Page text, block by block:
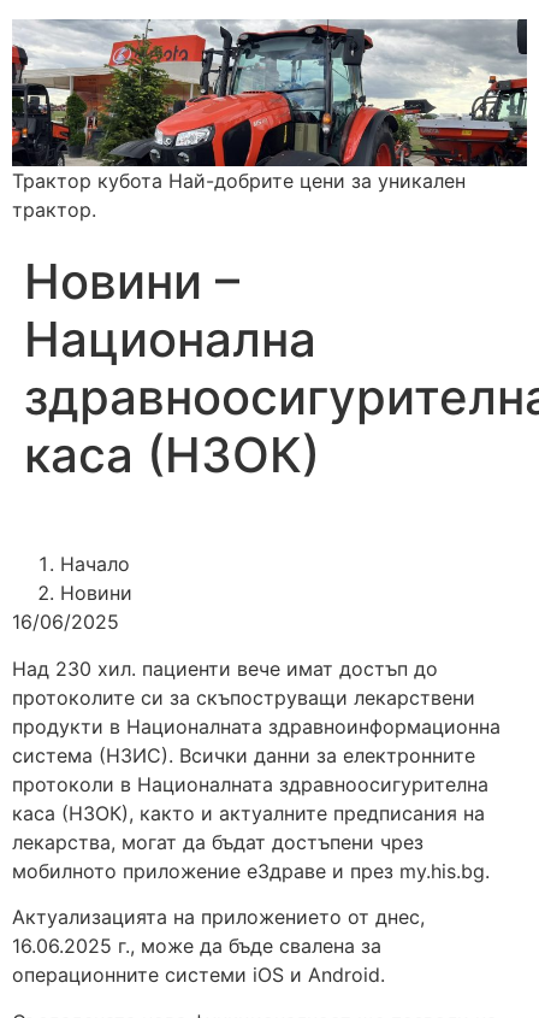
Трактор кубота Най-добрите цени за уникален
трактор.
Новини –
Национална
каса (НЗОК)
Начало
Новини
16/06/2025
Над 230 хил. пациенти вече имат достъп до
протоколите си за скъпоструващи лекарствени
продукти в Националната здравноинформационна
система (НЗИС). Всички данни за електронните
протоколи в Националната здравноосигурителна
каса (НЗОК), както и актуалните предписания на
лекарства, могат да бъдат достъпени чрез
мобилното приложение еЗдраве и през my.his.bg.
Актуализацията на приложението от днес,
16.06.2025 г., може да бъде свалена за
операционните системи iOS и Android.